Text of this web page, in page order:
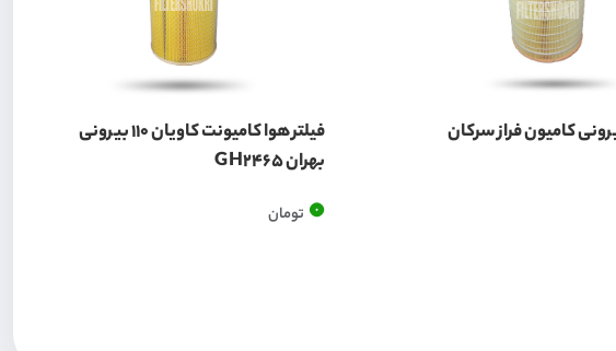
کامیون فراز سرکان
فیلتر هوا کامیونت کاویان 110 بیرونی
بهران GH2465
0 تومان